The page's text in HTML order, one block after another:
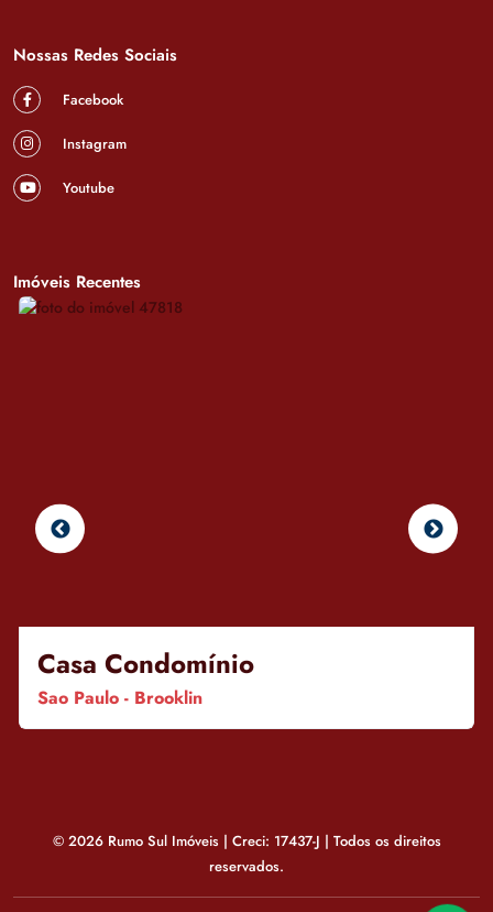
Nossas Redes Sociais
Facebook
Instagram
Youtube
Imóveis Recentes
Casa Condomínio
Sao Paulo - Brooklin
© 2026 Rumo Sul Imóveis | Creci: 17437-J | Todos os direitos
reservados.